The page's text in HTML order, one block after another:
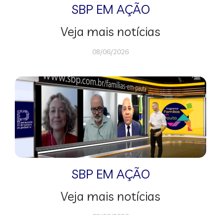
SBP EM AÇÃO
Veja mais notícias
08/06/2026
SBP EM AÇÃO
Veja mais notícias